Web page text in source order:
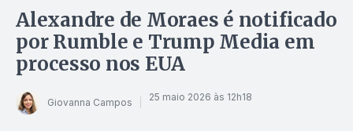
Alexandre de Moraes é notificado
por Rumble e Trump Media em
processo nos EUA
Giovanna Campos 25 maio 2026 às 12h18